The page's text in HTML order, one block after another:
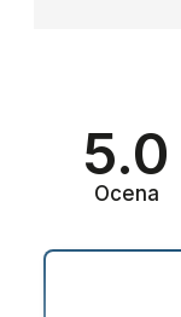
5.0
Ocena